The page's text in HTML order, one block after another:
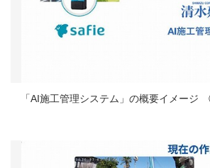
「AI施工管理システム」の概要イメージ